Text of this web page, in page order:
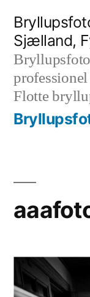
indhold
Sjælland,
Flotte